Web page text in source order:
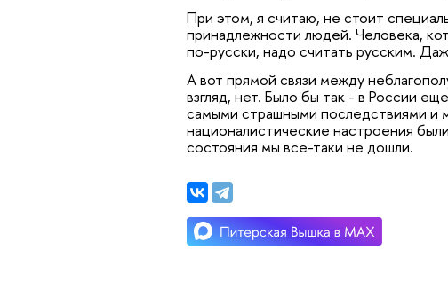
При этом, я считаю, не стоит
принадлежности людей. Человека,
по-русски, надо считать русским.
А вот прямой связи между
взгляд, нет. Было бы так - в России
самыми страшными последствиями и
националистические настроения
состояния мы все-таки не дошли.